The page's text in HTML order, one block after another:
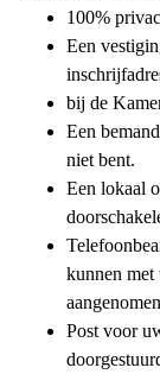
100%
Een
bij de
Een
niet bent.
Een lokaal
kunnen met
Post voor